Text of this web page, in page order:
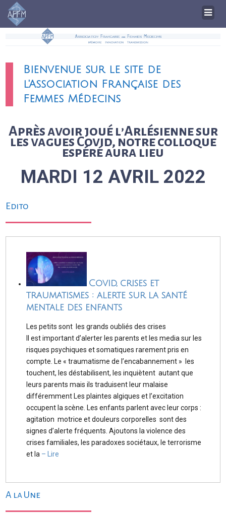
Bienvenue sur le site de
l'Association Française des
Femmes Médecins
Après avoir joué l’Arlésienne sur
les vagues Covid, notre colloque
espéré aura lieu
MARDI 12 AVRIL 2022
Edito
Covid, crises et
traumatismes : alerte sur la santé
mentale des enfants
Les petits sont les grands oubliés des crises
Il est important d’alerter les parents et les media sur les
risques psychiques et somatiques rarement pris en
compte. Le « traumatisme de l’encabannement » les
touchent, les déstabilisent, les inquiètent autant que
leurs parents mais ils traduisent leur malaise
différemment Les plaintes algiques et l’excitation
occupent la scène. Les enfants parlent avec leur corps :
agitation motrice et douleurs corporelles sont des
signes d’alerte fréquents. Ajoutons la violence des
crises familiales, les paradoxes sociétaux, le terrorisme
et la – Lire
A la Une